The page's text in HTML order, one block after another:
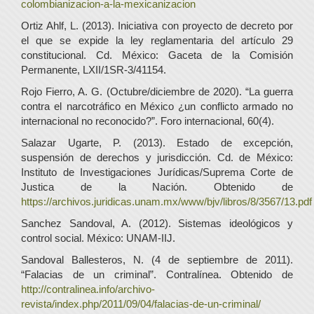
colombianizacion-a-la-mexicanizacion
Ortiz Ahlf, L. (2013). Iniciativa con proyecto de decreto por
el que se expide la ley reglamentaria del artículo 29
constitucional. Cd. México: Gaceta de la Comisión
Permanente, LXII/1SR-3/41154.
Rojo Fierro, A. G. (Octubre/diciembre de 2020). “La guerra
contra el narcotráfico en México ¿un conflicto armado no
internacional no reconocido?”. Foro internacional, 60(4).
Salazar Ugarte, P. (2013). Estado de excepción,
suspensión de derechos y jurisdicción. Cd. de México:
Instituto de Investigaciones Jurídicas/Suprema Corte de
Justica de la Nación. Obtenido de
https://archivos.juridicas.unam.mx/www/bjv/libros/8/3567/13.pdf
Sanchez Sandoval, A. (2012). Sistemas ideológicos y
control social. México: UNAM-IIJ.
Sandoval Ballesteros, N. (4 de septiembre de 2011).
“Falacias de un criminal”. Contralínea. Obtenido de
http://contralinea.info/archivo-
revista/index.php/2011/09/04/falacias-de-un-criminal/